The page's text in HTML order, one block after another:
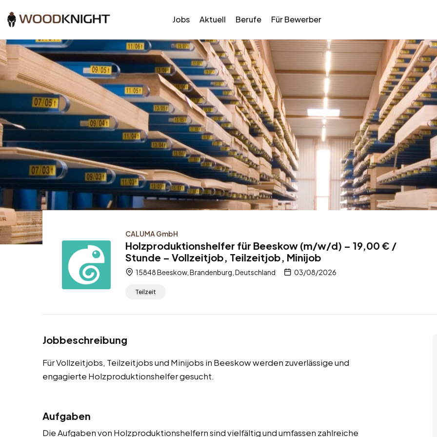
Jobs Aktuell Berufe Für Bewerber
CALUMA GmbH
Holzproduktionshelfer für Beeskow (m/w/d) – 19,00 € /
Stunde – Vollzeitjob, Teilzeitjob, Minijob
15848 Beeskow, Brandenburg, Deutschland 03/08/2026
Teilzeit
Jobbeschreibung
Für Vollzeitjobs, Teilzeitjobs und Minijobs in Beeskow werden zuverlässige und
engagierte Holzproduktionshelfer gesucht.
Aufgaben
Die Aufgaben von Holzproduktionshelfern sind vielfältig und umfassen zahlreiche